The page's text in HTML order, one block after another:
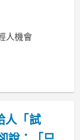
人機會
人「試